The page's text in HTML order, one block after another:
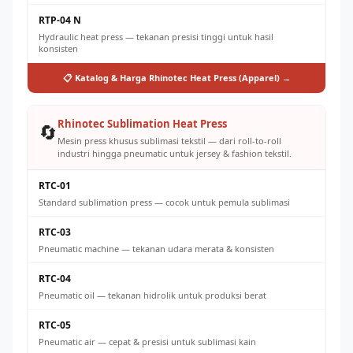
RTP-04 N
Hydraulic heat press — tekanan presisi tinggi untuk hasil
konsisten
📋 Katalog & Harga Rhinotec Heat Press (Apparel) →
🔄 Rhinotec Sublimation Heat Press
Mesin press khusus sublimasi tekstil — dari roll-to-roll
industri hingga pneumatic untuk jersey & fashion tekstil.
RTC-01
Standard sublimation press — cocok untuk pemula sublimasi
RTC-03
Pneumatic machine — tekanan udara merata & konsisten
RTC-04
Pneumatic oil — tekanan hidrolik untuk produksi berat
RTC-05
Pneumatic air — cepat & presisi untuk sublimasi kain